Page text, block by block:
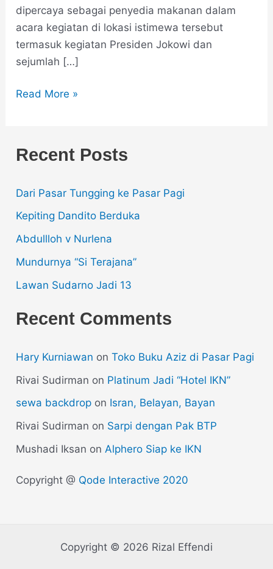
dipercaya sebagai penyedia makanan dalam
acara kegiatan di lokasi istimewa tersebut
termasuk kegiatan Presiden Jokowi dan
sejumlah […]
Read More »
Recent Posts
Dari Pasar Tungging ke Pasar Pagi
Kepiting Dandito Berduka
Abdullloh v Nurlena
Mundurnya “Si Terajana”
Lawan Sudarno Jadi 13
Recent Comments
Hary Kurniawan onToko Buku Aziz di Pasar Pagi
Rivai Sudirman on Platinum Jadi “Hotel IKN”
sewa backdrop on Isran, Belayan, Bayan
Rivai Sudirman on Sarpi dengan Pak BTP
Mushadi Iksan on Alphero Siap ke IKN
Copyright @ Qode Interactive 2020
Copyright © 2026 Rizal Effendi